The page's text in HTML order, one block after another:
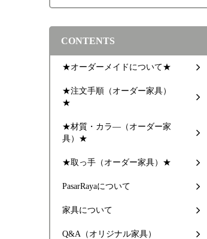
CONTENTS
★オーダーメイドについて★
★注文手順（オーダー家具）
★
★材質・カラ―（オーダー家
具）★
★取っ手（オーダー家具）★
PasarRayaについて
家具について
Q&A（オリジナル家具）